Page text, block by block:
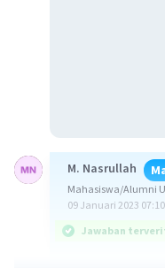
M. Nasrullah
Mahasiswa/Alumni
09 Januari 2023 07:10
Jawaban